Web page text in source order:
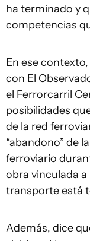
ha terminado y
competencias
En ese
con El
el Ferrorcarril
posibilidades
de la red
“abandono” de
ferroviario
obra vinculada
transporte está
Además, dice